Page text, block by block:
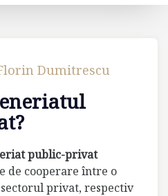
Dumitrescu
public-privat
de cooperare între o
privat, respectiv